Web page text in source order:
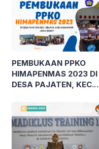
PEMBUKAAN PPKO
HIMAPENMAS 2023 DI
DESA PAJATEN, KEC.
KARAWANG, JAWA
BARAT